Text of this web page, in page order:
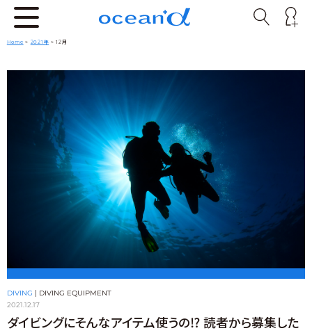
Home > 2021年 > 12月
DIVING
DIVING EQUIPMENT
2021.12.17
ダイビングにそんなアイテム使うの⁉︎ 読者から募集した